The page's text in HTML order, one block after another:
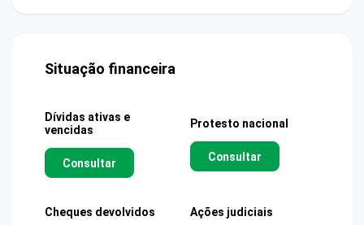
Situação financeira
Dívidas ativas e
vencidas
Consultar
Protesto nacional
Consultar
Cheques devolvidos Ações judiciais